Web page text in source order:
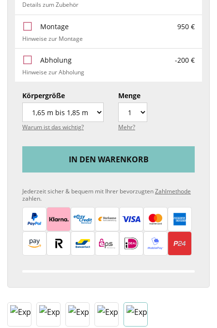
Details zum Zubehör
Montage 950 €
Hinweise zur Montage
Abholung -200 €
Hinweise zur Abholung
Körpergröße
Warum ist das wichtig?
Menge
Mehr?
IN DEN WARENKORB
Jederzeit sicher & bequem mit Ihrer bevorzugtenZahlmethode
zahlen.